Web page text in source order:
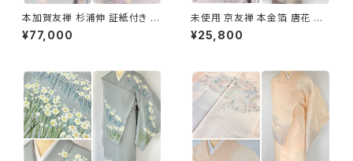
本加賀友禅 杉浦伸 証紙付き 訪
問着 花柄 正絹 紫 白 パステル
白菫色 1080
¥77,000
未使用 京友禅 本金箔 唐花 訪
問着 袷 正絹 紫 グレー 白 1165
¥25,800